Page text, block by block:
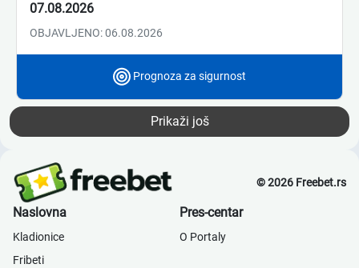
07.08.2026
OBJAVLJENO: 06.08.2026
Prognoza za sigurnost
Prikaži još
© 2026 Freebet.rs
Naslovna
Kladionice
Fribeti
Pres-centar
О Portaly